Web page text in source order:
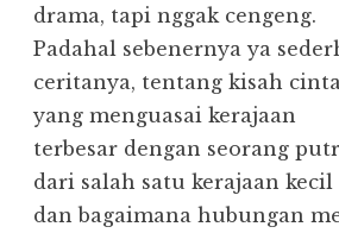
drama, tapi nggak cengeng.
Padahal sebenernya ya
ceritanya, tentang kisah
yang menguasai kerajaan
terbesar dengan seorang
dari salah satu kerajaan
dan bagaimana hubungan